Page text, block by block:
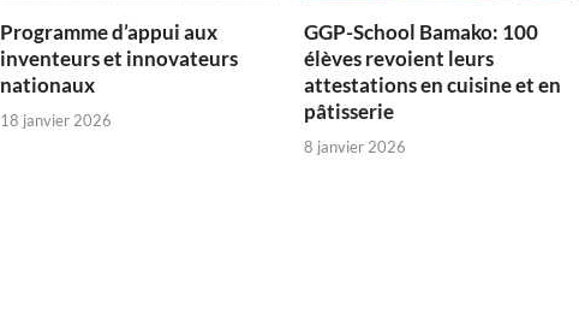
Programme d’appui aux
inventeurs et innovateurs
nationaux
18 janvier 2026
GGP-School Bamako: 100
élèves revoient leurs
attestations en cuisine et en
pâtisserie
8 janvier 2026